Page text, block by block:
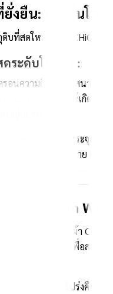
ยั่งยืน: เทคโนโล
บที่สดใหม่ ตู้เย็น CHiQ ปี
ดระดับโมเลกุล:
ตรอนความถี่ต่ำสร้างสนาม
รีย และป้องกันไม่ให้เกิดเ
ยังปล่อยประจุลบ
เท่า เหมาะสำหรับสาย
อผ้า: Steam
ของเรา เครื่องซักผ้า
ณูของเส้นใยผ้า เพื่อสลาย
ารมีบ้านที่โล่งโปร่งคือส่ว